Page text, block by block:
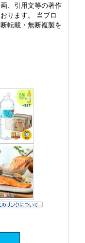
、引用文等の著作
ります。 当ブロ
転載・無断複製を